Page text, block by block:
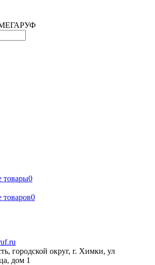
МЕГАРУФ
товары0
товаров0
городской округ, г. Химки, ул
дом 1